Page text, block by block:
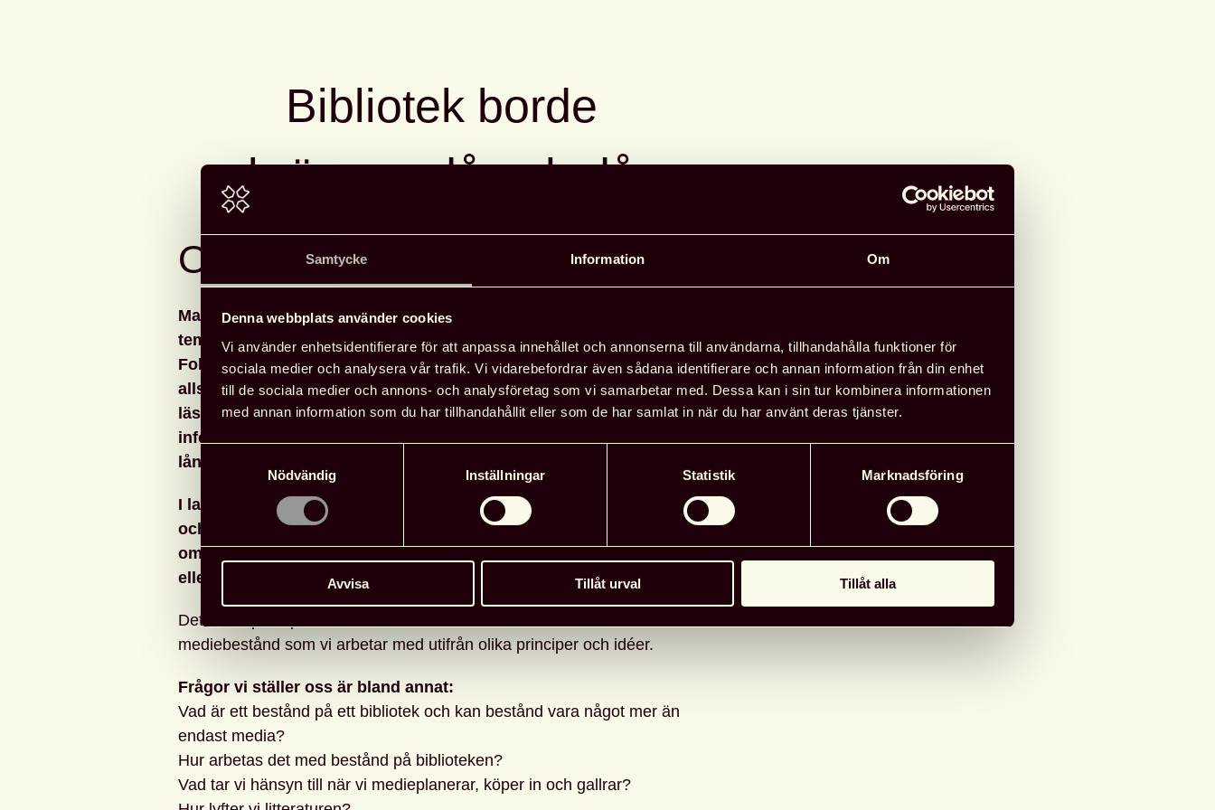
Samtycke Information Om
Denna webbplats använder cookies
Vi använder enhetsidentifierare för att anpassa innehållet och annonserna till användarna, tillhandahålla funktioner för
sociala medier och analysera vår trafik. Vi vidarebefordrar även sådana identifierare och annan information från din enhet
till de sociala medier och annons- och analysföretag som vi samarbetar med. Dessa kan i sin tur kombinera informationen
med annan information som du har tillhandahållit eller som de har samlat in när du har använt deras tjänster.
Nödvändig
Inställningar Statistik Marknadsföring
Avvisa Tillåt urval Tillåt alla
Bibliotek borde
brännas då och då
OBS! NYTT DATUM!
Marskonferensen 2022 är fysisk och brännande het
temat ‘bibliotekens bestånd’. I bibliotekslagen står att
Folkbibliotekens utbud av medier och tjänster ska präglas av
allsidighet och kvalitet och att folkbiblioteken ska särskilt främja
läsning och tillgång till litteratur. För en kompletterande
informations- och medieförsörjning ska det finnas en eller flera
lånecentraler.
I lagen står det också att högskolebiblioteken vid alla universitet
och högskolor ska svara för biblioteksverksamhet inom de
områden som anknyter till utbildning och forskning vid universitetet
eller högskolan.
Det som i princip förenar alla olika bibliotek är att det finns ett
mediebestånd som vi arbetar med utifrån olika principer och idéer.
Frågor vi ställer oss är bland annat:
Vad är ett bestånd på ett bibliotek och kan bestånd vara något mer än
endast media?
Hur arbetas det med bestånd på biblioteken?
Vad tar vi hänsyn till när vi medieplanerar, köper in och gallrar?
Regionförening: Västerbotten
Detaljerad information
Arrangör:Umeå stadsbibliotek,
Västerbotten, Sveriges
depåbibliotek och lånecentral,
Svensk biblioteksförening
Regionföreningen Västerbotten
Adress: Väven, Umeå
: 24-25 maj 2022
Lägg till i kalender